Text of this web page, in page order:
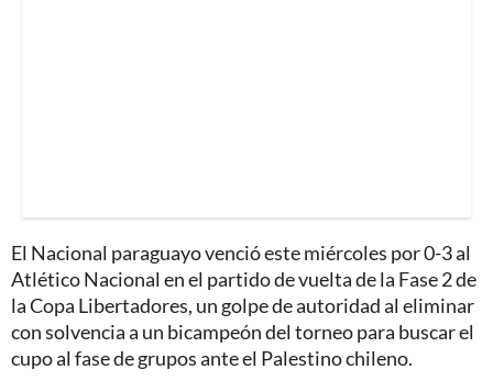
El Nacional paraguayo venció este miércoles por 0-3 al
Atlético Nacional en el partido de vuelta de la Fase 2 de
la Copa Libertadores, un golpe de autoridad al eliminar
con solvencia a un bicampeón del torneo para buscar el
cupo al fase de grupos ante el Palestino chileno.